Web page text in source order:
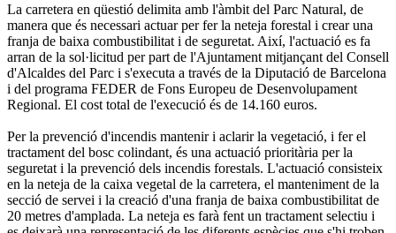
La carretera en qüestió delimita amb l'àmbit del Parc Natural, de
manera que és necessari actuar per fer la neteja forestal i crear una
franja de baixa combustibilitat i de seguretat. Així, l'actuació es fa
arran de la sol·licitud per part de l'Ajuntament mitjançant del Consell
d'Alcaldes del Parc i s'executa a través de la Diputació de Barcelona
i del programa FEDER de Fons Europeu de Desenvolupament
Regional. El cost total de l'execució és de 14.160 euros.
Per la prevenció d'incendis mantenir i aclarir la vegetació, i fer el
tractament del bosc colindant, és una actuació prioritària per la
seguretat i la prevenció dels incendis forestals. L'actuació consisteix
en la neteja de la caixa vegetal de la carretera, el manteniment de la
secció de servei i la creació d'una franja de baixa combustibilitat de
20 metres d'amplada. La neteja es farà fent un tractament selectiu i